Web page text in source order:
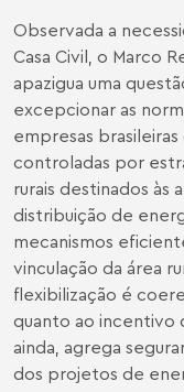
Observada a
Casa Civil, o Marco
apazigua uma
excepcionar as
empresas
controladas por
rurais destinados às
distribuição de
mecanismos
vinculação da área
flexibilização é
quanto ao incentivo
ainda, agrega
dos projetos de